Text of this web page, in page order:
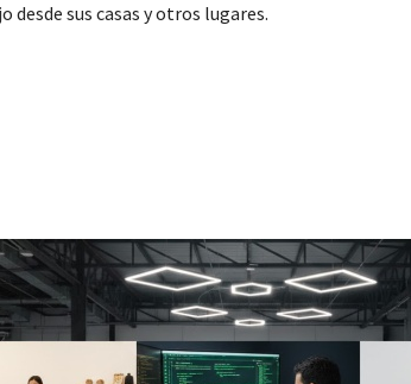
sus casas y otros lugares.